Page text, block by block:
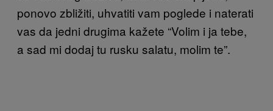
ponovo zbližiti, uhvatiti vam poglede i naterati
vas da jedni drugima kažete “Volim i ja tebe,
a sad mi dodaj tu rusku salatu, molim te”.